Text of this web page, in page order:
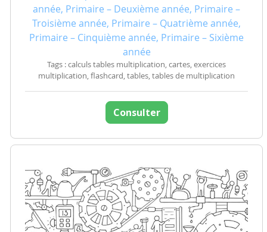
année, Primaire – Deuxième année, Primaire –
Troisième année, Primaire – Quatrième année,
Primaire – Cinquième année, Primaire – Sixième
année
Tags : calculs tables multiplication, cartes, exercices
multiplication, flashcard, tables, tables de multiplication
Consulter